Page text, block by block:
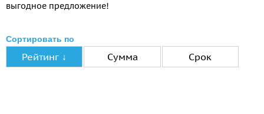
выгодное предложение!
Сортировать по
Рейтинг ↓ Сумма Срок